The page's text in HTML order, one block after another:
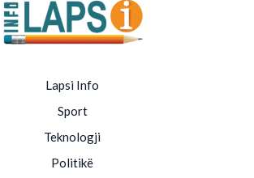
Lapsi Info
Sport
Teknologji
Politikë